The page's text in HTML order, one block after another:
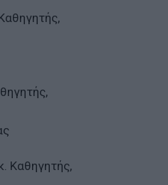
Καθηγητής,